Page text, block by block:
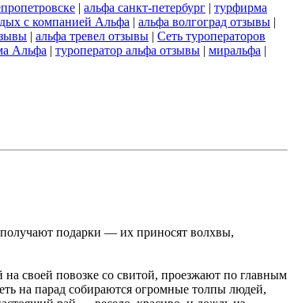
| альфа санкт-петербург | турфирма
с компанией Альфа | альфа волгоград отзывы |
| альфа тревел отзывы | Сеть туроператоров
Альфа | туроператор альфа отзывы | миральфа |
подарки — их приносят волхвы,
своей повозке со свитой, проезжают по главным
на парад собираются огромные толпы людей,